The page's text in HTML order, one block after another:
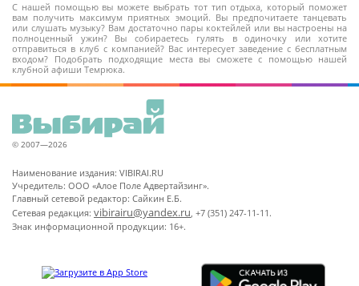
С нашей помощью вы можете выбрать тот тип отдыха, который поможет
вам получить максимум приятных эмоций. Вы предпочитаете танцевать
или слушать музыку? Вам достаточно пары коктейлей или вы настроены на
полноценный ужин? Вы собираетесь гулять в одиночку или хотите
отправиться в клуб с компанией? Вас интересует заведение с бесплатным
входом? Подобрать подходящие места вы сможете с помощью нашей
клубной афиши Темрюка.
© 2007—2026
Наименование издания: VIBIRAI.RU
Учредитель: ООО «Алое Поле Адвертайзинг».
Главный сетевой редактор: Сайкин Е.Б.
Сетевая редакция: vibirairu@yandex.ru, +7 (351) 247-11-11.
Знак информационной продукции: 16+.